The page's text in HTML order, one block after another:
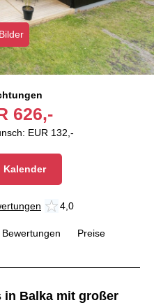
626,-
EUR 132,-
Kalender
4,0
Bewertungen
Preise
in Balka mit großer